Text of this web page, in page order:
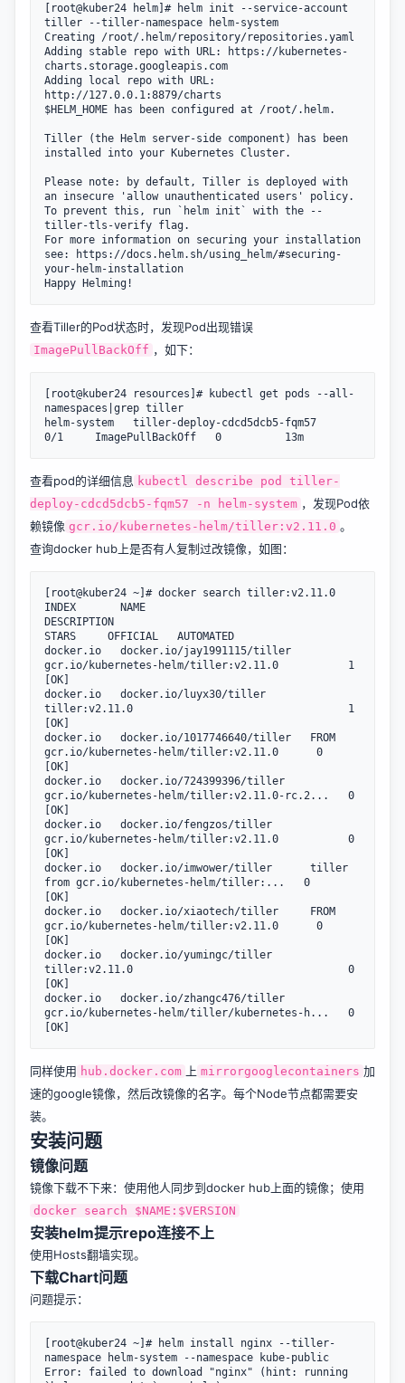
[root@kuber24 helm]# helm init --service-account
tiller --tiller-namespace helm-system
Creating /root/.helm/repository/repositories.yaml
Adding stable repo with URL: https://kubernetes-
charts.storage.googleapis.com
Adding local repo with URL:
http://127.0.0.1:8879/charts
$HELM_HOME has been configured at /root/.helm.
Tiller (the Helm server-side component) has been
installed into your Kubernetes Cluster.
Please note: by default, Tiller is deployed with
an insecure 'allow unauthenticated users' policy.
To prevent this, run `helm init` with the --
tiller-tls-verify flag.
For more information on securing your installation
see: https://docs.helm.sh/using_helm/#securing-
your-helm-installation
查看Tiller的Pod状态时，发现Pod出现错误
ImagePullBackOff ，如下：
[root@kuber24 resources]# kubectl get pods --all-
namespaces|grep tiller
helm-system   tiller-deploy-cdcd5dcb5-fqm57
查看pod的详细信息 kubectl describe pod tiller-
deploy-cdcd5dcb5-fqm57 -n helm-system ，发现Pod依
赖镜像 gcr.io/kubernetes-helm/tiller:v2.11.0 。
查询docker hub上是否有人复制过改镜像，如图：
[root@kuber24 ~]# docker search tiller:v2.11.0
INDEX       NAME
DESCRIPTION
STARS     OFFICIAL   AUTOMATED
docker.io   docker.io/jay1991115/tiller
gcr.io/kubernetes-helm/tiller:v2.11.0           1
[OK]
docker.io   docker.io/luyx30/tiller
tiller:v2.11.0                                  1
[OK]
docker.io   docker.io/1017746640/tiller   FROM
gcr.io/kubernetes-helm/tiller:v2.11.0      0
[OK]
docker.io   docker.io/724399396/tiller
gcr.io/kubernetes-helm/tiller:v2.11.0-rc.2...   0
[OK]
docker.io   docker.io/fengzos/tiller
gcr.io/kubernetes-helm/tiller:v2.11.0           0
[OK]
docker.io   docker.io/imwower/tiller      tiller
from gcr.io/kubernetes-helm/tiller:...   0
[OK]
docker.io   docker.io/xiaotech/tiller     FROM
gcr.io/kubernetes-helm/tiller:v2.11.0      0
[OK]
docker.io   docker.io/yumingc/tiller
tiller:v2.11.0                                  0
[OK]
docker.io   docker.io/zhangc476/tiller
gcr.io/kubernetes-helm/tiller/kubernetes-h...   0
同样使用 hub.docker.com 上 mirrorgooglecontainers 加
速的google镜像，然后改镜像的名字。每个Node节点都需要安
装。
安装问题
镜像问题
镜像下载不下来：使用他人同步到docker hub上面的镜像；使用
docker search $NAME:$VERSION
安装helm提示repo连接不上
使用Hosts翻墙实现。
下载Chart问题
问题提示：
[root@kuber24 ~]# helm install nginx --tiller-
namespace helm-system --namespace kube-public
Error: failed to download "nginx" (hint: running